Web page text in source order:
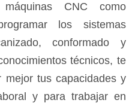
CNC como
los sistemas
conformado y
técnicos, te
mejor tus capacidades y
y para trabajar en